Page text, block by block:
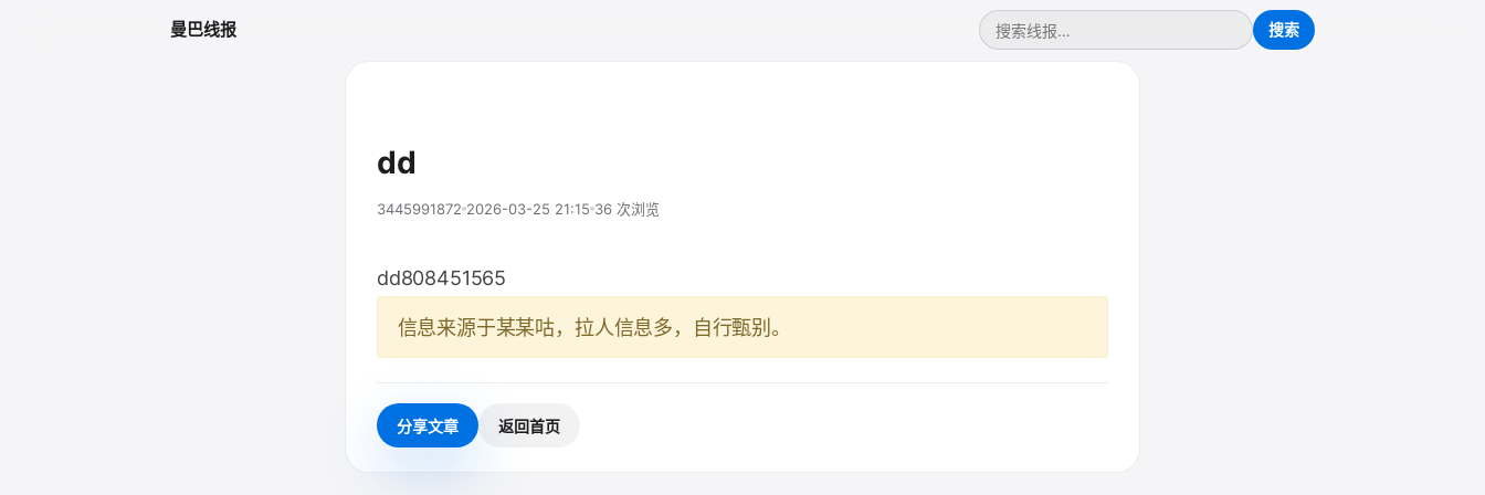
曼巴线报
dd
3445991872 2026-03-25 21:15 36 次浏览
dd808451565
信息来源于某某咕，拉人信息多，自行甄别。
分享文章 返回首页